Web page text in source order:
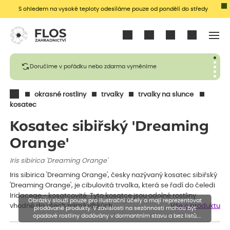
S ohledem na vysoké teploty odesíláme pouze od pondělí do středy
Doručíme v pořádku nebo zdarma vyměníme
okrasné rostliny trvalky
trvalky na slunce
kosatec
Kosatec sibiřský 'Dreaming
Orange'
Iris sibirica 'Dreaming Orange'
Iris sibirica 'Dreaming Orange', česky nazývaný kosatec sibiřský
'Dreaming Orange', je cibulovitá trvalka, která se řadí do čeledi
Iridaceae - kosatcovité. Tyto kosatce jsou odolné rostliny
vhodné do všech mírně vlhkých…
Vše o produktu
Obrázky slouží pouze pro ilustrační účely a mají reprezentovat
prodávané produkty. V závislosti na sezónnosti mohou být
opadavé rostliny dodávány v dormantním stavu a bez listů.
Rostliny mohou být také sestřiženy níže, než je uvedená výška,